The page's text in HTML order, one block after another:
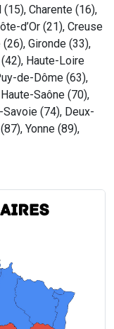
Charente (16),
d’Or (21), Creuse
Gironde (33),
Haute-Loire
de-Dôme (63),
Saône (70),
(74), Deux-
Yonne (89),